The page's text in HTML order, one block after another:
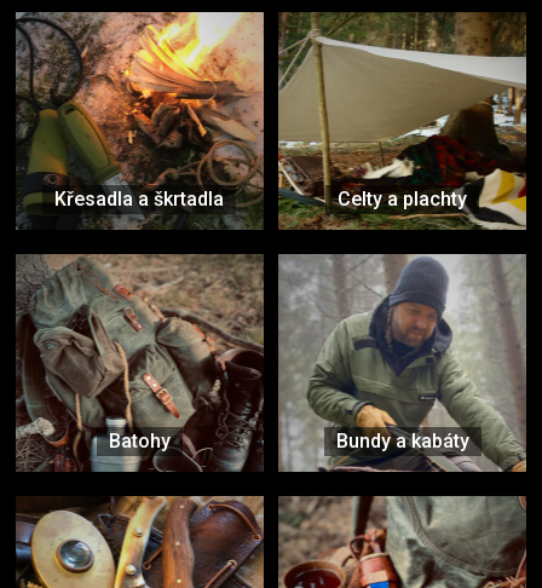
Křesadla a škrtadla Celty a plachty
Batohy Bundy a kabáty